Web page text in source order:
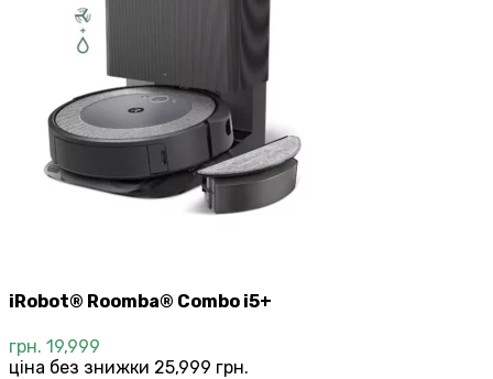
iRobot® Roomba® Combo i5+
грн. 19,999
ціна без знижки 25,999 грн.